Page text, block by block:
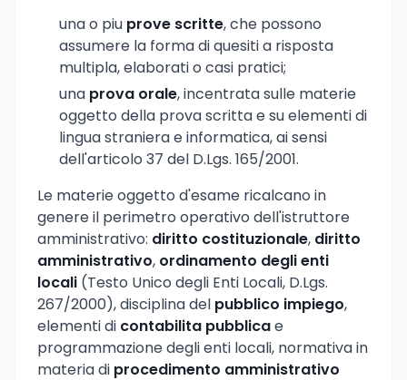
una o piu prove scritte, che possono
assumere la forma di quesiti a risposta
multipla, elaborati o casi pratici;
una prova orale, incentrata sulle materie
oggetto della prova scritta e su elementi di
lingua straniera e informatica, ai sensi
dell'articolo 37 del D.Lgs. 165/2001.
Le materie oggetto d'esame ricalcano in
genere il perimetro operativo dell'istruttore
amministrativo: diritto costituzionale, diritto
amministrativo, ordinamento degli enti
locali (Testo Unico degli Enti Locali, D.Lgs.
267/2000), disciplina del pubblico impiego,
elementi di contabilita pubblicae
programmazione degli enti locali, normativa in
materia di procedimento amministrativo